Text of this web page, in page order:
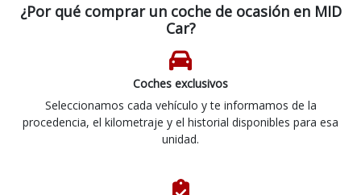
¿Por qué comprar un coche de ocasión en MID
Car?
Coches exclusivos
Seleccionamos cada vehículo y te informamos de la
procedencia, el kilometraje y el historial disponibles para esa
unidad.